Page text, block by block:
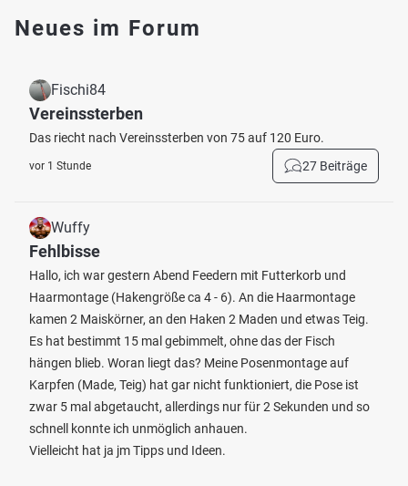
Neues im Forum
Fischi84
Vereinssterben
Das riecht nach Vereinssterben von 75 auf 120 Euro.
vor 1 Stunde 27 Beiträge
Wuffy
Fehlbisse
Hallo, ich war gestern Abend Feedern mit Futterkorb und
Haarmontage (Hakengröße ca 4 - 6). An die Haarmontage
kamen 2 Maiskörner, an den Haken 2 Maden und etwas Teig.
Es hat bestimmt 15 mal gebimmelt, ohne das der Fisch
hängen blieb. Woran liegt das? Meine Posenmontage auf
Karpfen (Made, Teig) hat gar nicht funktioniert, die Pose ist
zwar 5 mal abgetaucht, allerdings nur für 2 Sekunden und so
schnell konnte ich unmöglich anhauen.
Vielleicht hat ja jm Tipps und Ideen.